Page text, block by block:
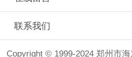
联系我们
Copyright © 1999-2024 郑州市